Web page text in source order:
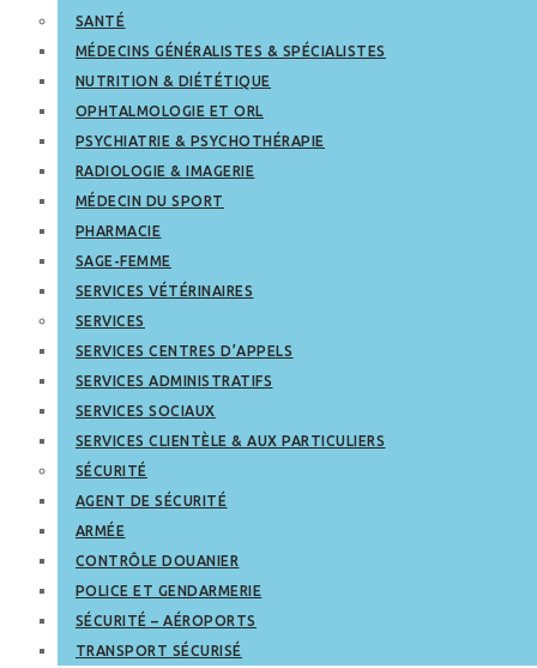
SANTÉ
MÉDECINS GÉNÉRALISTES & SPÉCIALISTES
NUTRITION & DIÉTÉTIQUE
OPHTALMOLOGIE ET ORL
PSYCHIATRIE & PSYCHOTHÉRAPIE
RADIOLOGIE & IMAGERIE
MÉDECIN DU SPORT
PHARMACIE
SAGE-FEMME
SERVICES VÉTÉRINAIRES
SERVICES
SERVICES CENTRES D’APPELS
SERVICES ADMINISTRATIFS
SERVICES SOCIAUX
SERVICES CLIENTÈLE & AUX PARTICULIERS
SÉCURITÉ
AGENT DE SÉCURITÉ
ARMÉE
CONTRÔLE DOUANIER
POLICE ET GENDARMERIE
SÉCURITÉ – AÉROPORTS
TRANSPORT SÉCURISÉ